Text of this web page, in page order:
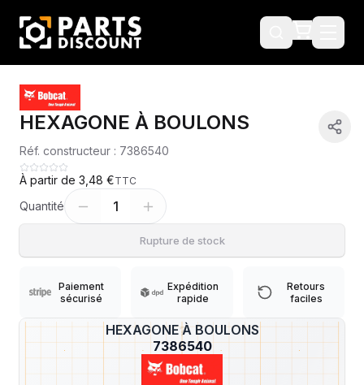
?
HEXAGONE À BOULONS
7386540
HEXAGONE À BOULONS
Réf. constructeur : 7386540
À partir de 3,48 €TTC
Quantité 1
Rupture de stock
Paiement
sécurisé
Expédition
rapide
Retours
faciles
Machines compatibles